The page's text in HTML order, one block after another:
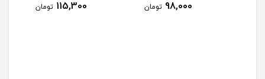
98,000 تومان 115,300 تومان